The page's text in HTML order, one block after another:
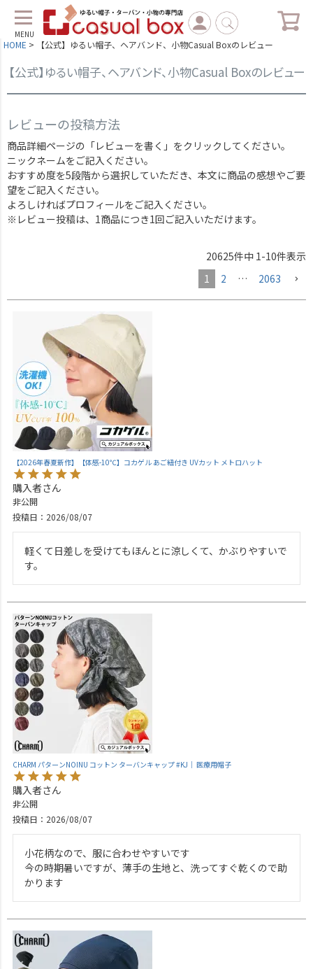
MENU
HOME 【公式】ゆるい帽子、ヘアバンド、小物Casual Boxのレビュー
【公式】ゆるい帽子、ヘアバンド、小物Casual Boxのレビュー
レビューの投稿方法
商品詳細ページの「レビューを書く」をクリックしてください。
ニックネームをご記入ください。
おすすめ度を5段階から選択していただき、本文に商品の感想やご要
望をご記入ください。
よろしければプロフィールをご記入ください。
※レビュー投稿は、1商品につき1回ご記入いただけます。
20625件中 1-10件表示
1
2 … 2063
【2026年春夏新作】【体感-10℃】コカゲル あご紐付き UVカット メトロハット
購入者
非公開
投稿日
2026/08/07
軽くて日差しを受けてもほんとに涼しくて、かぶりやすいで
す。
CHARM パターンNOINU コットン ターバンキャップ #KJ｜ 医療用帽子
購入者
非公開
投稿日
2026/08/07
小花柄なので、服に合わせやすいです
今の時期暑いですが、薄手の生地と、洗ってすぐ乾くので助
かります